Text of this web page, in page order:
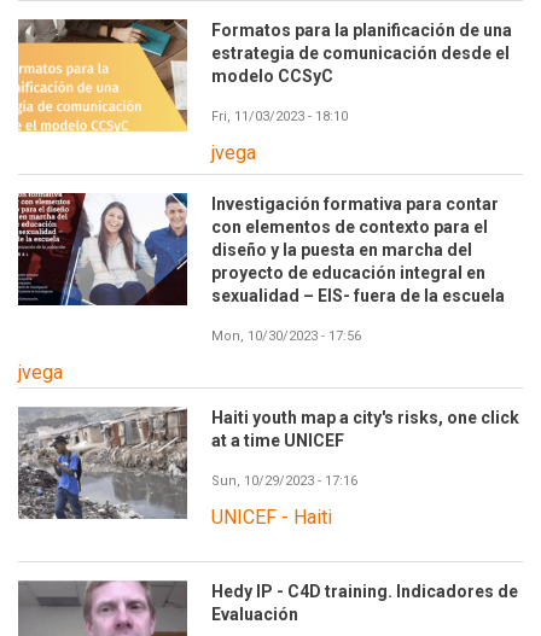
Formatos para la planificación de una
estrategia de comunicación desde el
modelo CCSyC
Fri, 11/03/2023 - 18:10
jvega
Investigación formativa para contar
con elementos de contexto para el
diseño y la puesta en marcha del
proyecto de educación integral en
sexualidad – EIS- fuera de la escuela
Mon, 10/30/2023 - 17:56
jvega
Haiti youth map a city's risks, one click
at a time UNICEF
Sun, 10/29/2023 - 17:16
UNICEF - Haiti
Hedy IP - C4D training. Indicadores de
Evaluación